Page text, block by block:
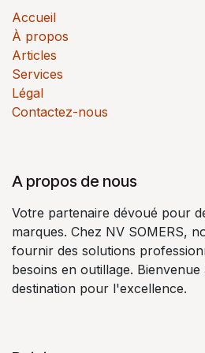
Accueil
À propos
Articles
Services
Légal
Contactez-nous
A propos de nous
Votre partenaire dévoué pour
marques. Chez NV SOMERS,
fournir des solutions
besoins en outillage.
destination pour l'excellence.